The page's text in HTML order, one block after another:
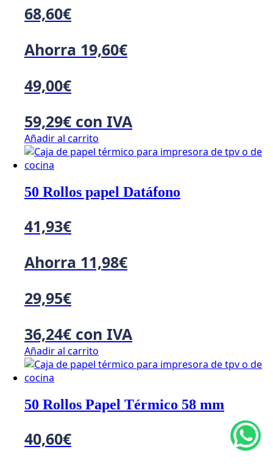
68,60€
Ahorra 19,60€
49,00€
59,29€ con IVA
Añadir al carrito
50 Rollos papel Datáfono
41,93€
Ahorra 11,98€
29,95€
36,24€ con IVA
Añadir al carrito
50 Rollos Papel Térmico 58 mm
40,60€